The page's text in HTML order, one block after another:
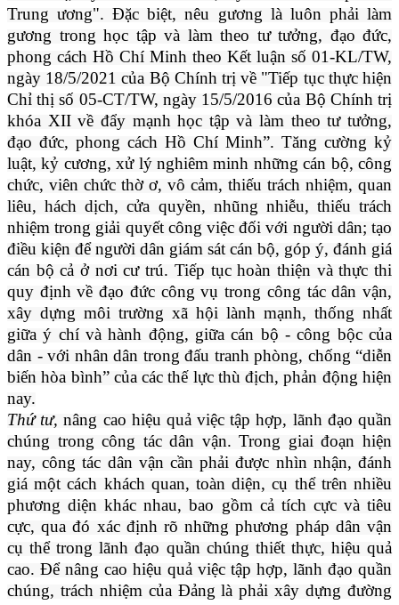
Trung ương". Đặc biệt, nêu gương là luôn phải làm
gương trong học tập và làm theo tư tưởng, đạo đức,
phong cách Hồ Chí Minh theo Kết luận số 01-KL/TW,
ngày 18/5/2021 của Bộ Chính trị về "Tiếp tục thực hiện
Chỉ thị số 05-CT/TW, ngày 15/5/2016 của Bộ Chính trị
khóa XII về đẩy mạnh học tập và làm theo tư tưởng,
đạo đức, phong cách Hồ Chí Minh”. Tăng cường kỷ
luật, kỷ cương, xử lý nghiêm minh những cán bộ, công
chức, viên chức thờ ơ, vô cảm, thiếu trách nhiệm, quan
liêu, hách dịch, cửa quyền, nhũng nhiễu, thiếu trách
nhiệm trong giải quyết công việc đối với người dân; tạo
điều kiện để người dân giám sát cán bộ, góp ý, đánh giá
cán bộ cả ở nơi cư trú. Tiếp tục hoàn thiện và thực thi
quy định về đạo đức công vụ trong công tác dân vận,
xây dựng môi trường xã hội lành mạnh, thống nhất
giữa ý chí và hành động, giữa cán bộ - công bộc của
dân - với nhân dân trong đấu tranh phòng, chống “diễn
biến hòa bình” của các thế lực thù địch, phản động hiện
nay.
Thứ tư, nâng cao hiệu quả việc tập hợp, lãnh đạo quần
chúng trong công tác dân vận. Trong giai đoạn hiện
nay, công tác dân vận cần phải được nhìn nhận, đánh
giá một cách khách quan, toàn diện, cụ thể trên nhiều
phương diện khác nhau, bao gồm cả tích cực và tiêu
cực, qua đó xác định rõ những phương pháp dân vận
cụ thể trong lãnh đạo quần chúng thiết thực, hiệu quả
cao. Để nâng cao hiệu quả việc tập hợp, lãnh đạo quần
chúng, trách nhiệm của Đảng là phải xây dựng đường